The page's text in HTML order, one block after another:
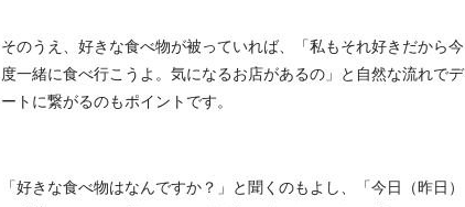
そのうえ、好きな食べ物が被っていれば、「私もそれ好きだから今
度一緒に食べ行こうよ。気になるお店があるの」と自然な流れでデ
ートに繋がるのもポイントです。
「好きな食べ物はなんですか？」と聞くのもよし、「今日（昨日）